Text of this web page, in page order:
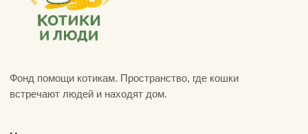
Фонд помощи котикам. Пространство, где кошки
встречают людей и находят дом.